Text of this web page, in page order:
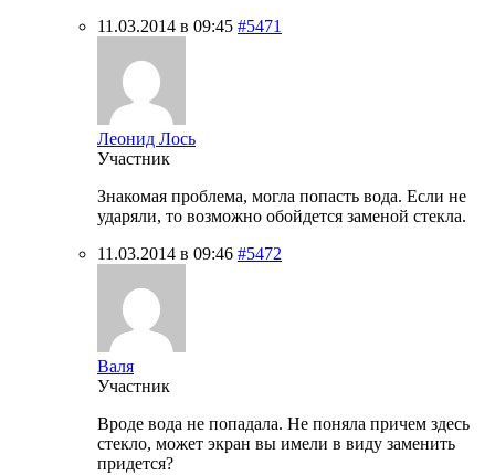
11.03.2014 в 09:45 #5471
Леонид Лось
Участник
Знакомая проблема, могла попасть вода. Если не
ударяли, то возможно обойдется заменой стекла.
11.03.2014 в 09:46 #5472
Валя
Участник
Вроде вода не попадала. Не поняла причем здесь
стекло, может экран вы имели в виду заменить
придется?